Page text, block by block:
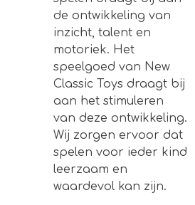
de ontwikkeling van
inzicht, talent en
motoriek. Het
speelgoed van New
Classic Toys draagt bij
aan het stimuleren
van deze ontwikkeling.
Wij zorgen ervoor dat
spelen voor ieder kind
leerzaam en
waardevol kan zijn.